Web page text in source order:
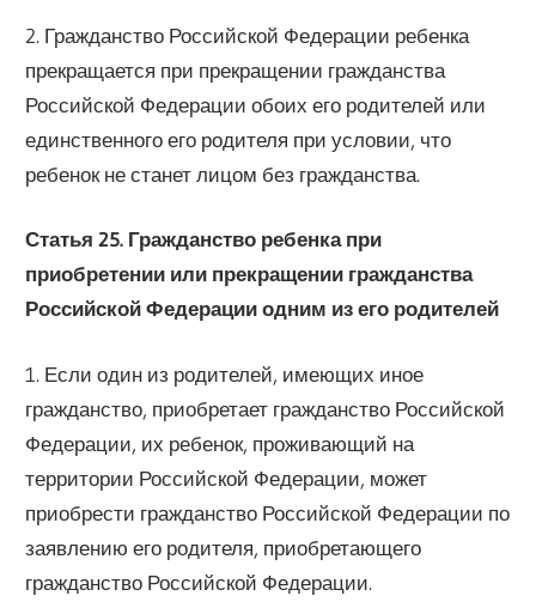
2. Гражданство Российской Федерации ребенка
прекращается при прекращении гражданства
Российской Федерации обоих его родителей или
единственного его родителя при условии, что
ребенок не станет лицом без гражданства.
Статья 25. Гражданство ребенка при
приобретении или прекращении гражданства
Российской Федерации одним из его родителей
1. Если один из родителей, имеющих иное
гражданство, приобретает гражданство Российской
Федерации, их ребенок, проживающий на
территории Российской Федерации, может
приобрести гражданство Российской Федерации по
заявлению его родителя, приобретающего
гражданство Российской Федерации.